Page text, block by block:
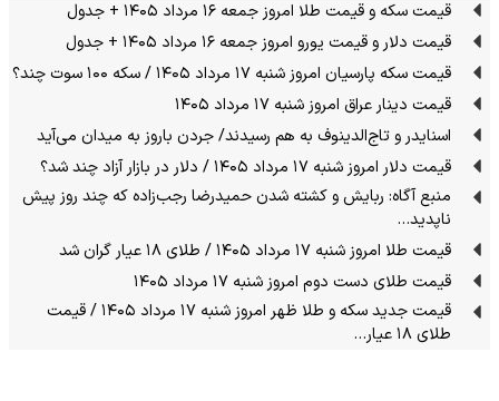
قیمت سکه و قیمت طلا امروز جمعه ۱۶ مرداد ۱۴۰۵ + جدول
قیمت دلار و قیمت یورو امروز جمعه ۱۶ مرداد ۱۴۰۵ + جدول
قیمت سکه پارسیان امروز شنبه ۱۷ مرداد ۱۴۰۵ / سکه ۱۰۰ سوت چند؟
قیمت دینار عراق امروز شنبه ۱۷ مرداد ۱۴۰۵
اسنایدر و تاج‌الدینوف به هم رسیدند/ جردن باروز به میدان می‌آید
قیمت دلار امروز شنبه ۱۷ مرداد ۱۴۰۵ / دلار در بازار آزاد چند شد؟
منبع آگاه: ربایش و کشته شدن حمیدرضا رجب‌زاده که چند روز پیش
ناپدید…
قیمت طلا امروز شنبه ۱۷ مرداد ۱۴۰۵ / طلای ۱۸ عیار گران شد
قیمت طلای دست دوم امروز شنبه ۱۷ مرداد ۱۴۰۵
قیمت جدید سکه و طلا ظهر امروز شنبه ۱۷ مرداد ۱۴۰۵ / قیمت
طلای ۱۸ عیار…